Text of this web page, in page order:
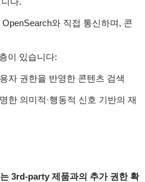
OpenSearch와 직접 통신하며, 콘
이 있습니다:
자 권한을 반영한 콘텐츠 검색
한 의미적·행동적 신호 기반의 재
3rd-party 제품과의 추가 권한 확